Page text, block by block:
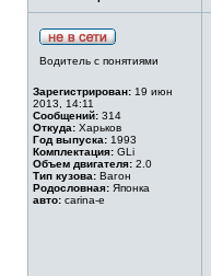
Водитель с понятиями
Зарегистрирован: 19 июн
2013, 14:11
Сообщений: 314
Откуда: Харьков
Год выпуска: 1993
Комплектация: GLi
Объем двигателя: 2.0
Тип кузова: Вагон
Родословная: Японка
авто: carina-e